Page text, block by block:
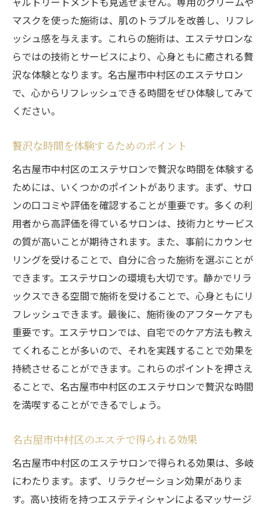
マスクを使った施術は、肌のトラブルを改善し、リフレ
ッシュ感を与えます。これらの施術は、エステサロンな
らではの技術とサービスにより、心身ともに癒される贅
沢な体験となります。名古屋市中村区のエステサロン
で、心からリフレッシュできる時間をぜひ体験してみて
ください。
贅沢な時間を体験するためのポイント
名古屋市中村区のエステサロンで贅沢な時間を体験する
ためには、いくつかのポイントがあります。まず、サロ
ンの口コミや評価を確認することが重要です。多くの利
用者から高評価を得ているサロンは、技術力とサービス
の質が高いことが期待されます。また、事前にカウンセ
リングを受けることで、自分に合った施術を選ぶことが
できます。エステサロンの環境も大切です。静かでリラ
ックスできる空間で施術を受けることで、心身ともにリ
フレッシュできます。最後に、施術後のアフターケアも
重要です。エステサロンでは、自宅でのケア方法も教え
てくれることが多いので、それを実践することで効果を
持続させることができます。これらのポイントを押さえ
ることで、名古屋市中村区のエステサロンで贅沢な時間
を満喫することができるでしょう。
名古屋市中村区のエステで得られる効果
名古屋市中村区のエステサロンで得られる効果は、多岐
にわたります。まず、リラクゼーション効果がありま
す。高い技術を持つエステティシャンによるマッサージ